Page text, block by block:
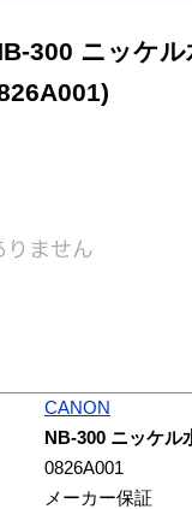
300 ニッケ
CANON
NB-300 ニッケル
0826A001
メーカー保証